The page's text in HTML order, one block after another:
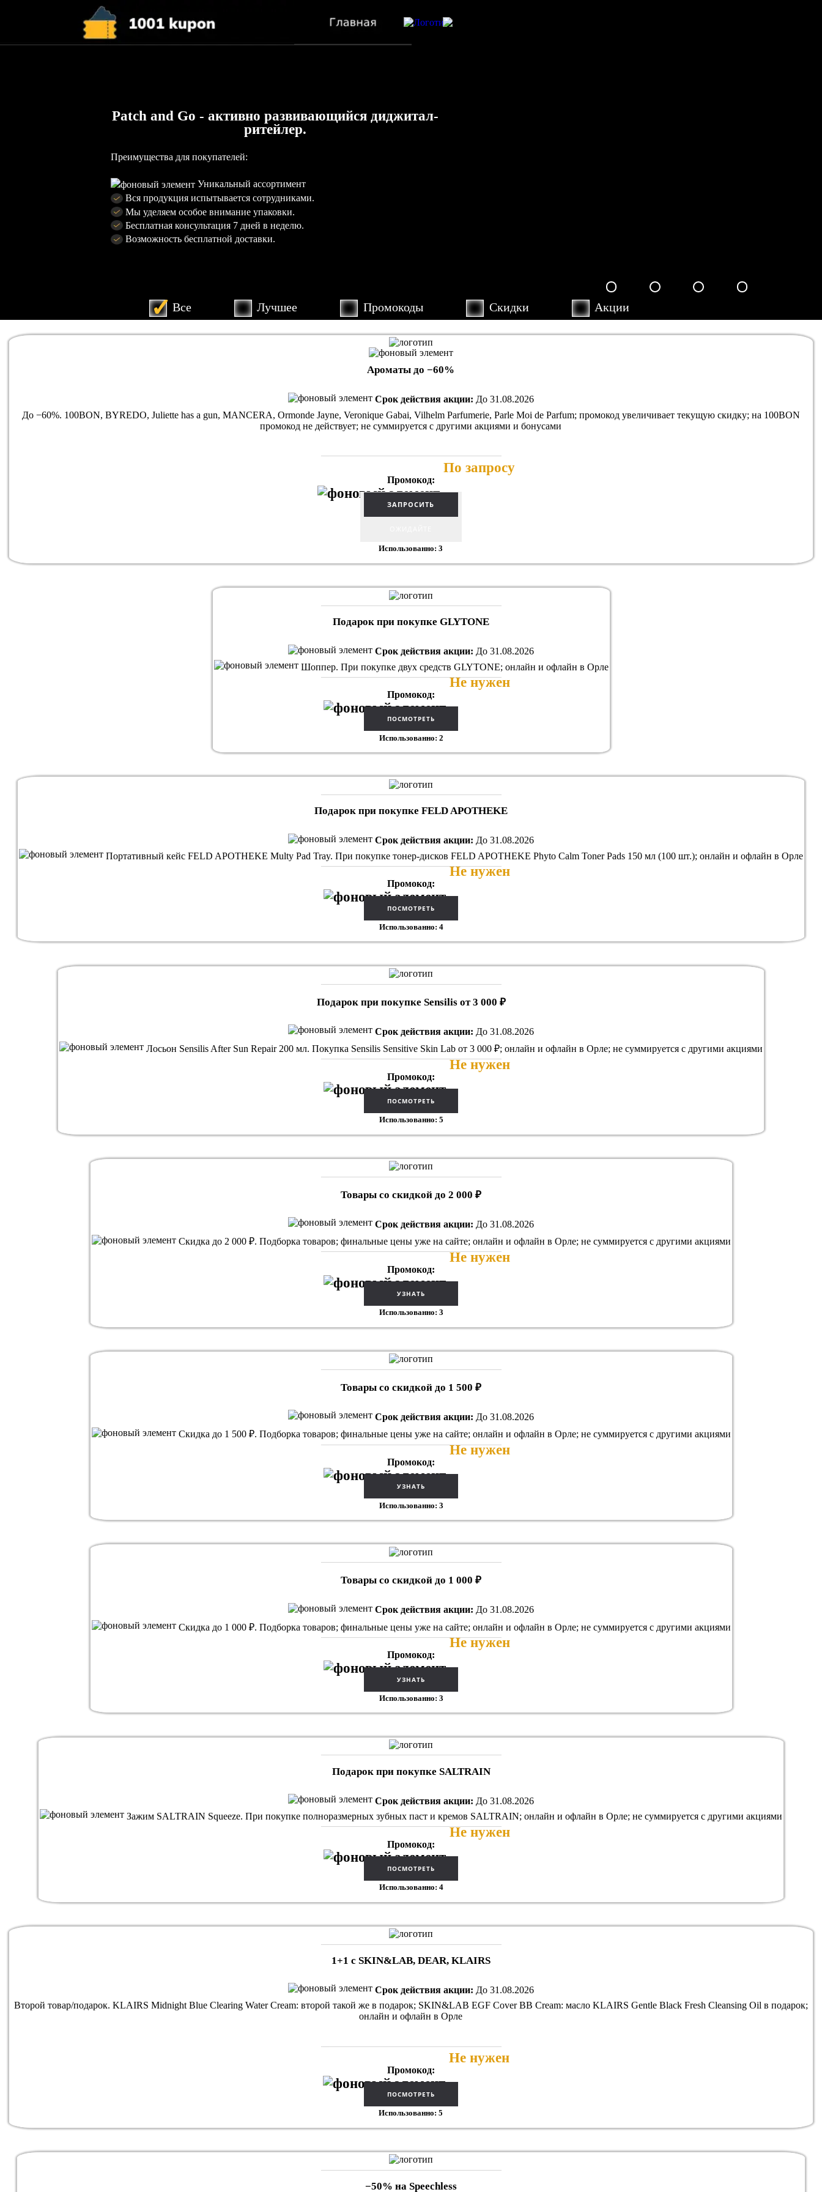
Patch and Go - активно развивающийся диджитал-
ритейлер.
Преимущества для покупателей:
Уникальный ассортимент
Вся продукция испытывается сотрудниками.
Мы уделяем особое внимание упаковки.
Бесплатная консультация 7 дней в неделю.
Возможность бесплатной доставки.
Все Лучшее Промокоды Скидки Акции
Ароматы до −60%
Срок действия акции: До 31.08.2026
До −60%. 100BON, BYREDO, Juliette has a gun, MANCERA, Ormonde Jayne, Veronique Gabai, Vilhelm Parfumerie, Parle Moi de Parfum; промокод увеличивает текущую скидку; на 100BON
промокод не действует; не суммируется с другими акциями и бонусами
Промокод:
По запросу
Использованно: 3
Подарок при покупке GLYTONE
Срок действия акции: До 31.08.2026
Шоппер. При покупке двух средств GLYTONE; онлайн и офлайн в Орле
Промокод:
Не нужен
Использованно: 2
Подарок при покупке FELD APOTHEKE
Срок действия акции: До 31.08.2026
Портативный кейс FELD APOTHEKE Multy Pad Tray. При покупке тонер-дисков FELD APOTHEKE Phyto Calm Toner Pads 150 мл (100 шт.); онлайн и офлайн в Орле
Промокод:
Не нужен
Использованно: 4
Подарок при покупке Sensilis от 3 000 ₽
Срок действия акции: До 31.08.2026
Лосьон Sensilis After Sun Repair 200 мл. Покупка Sensilis Sensitive Skin Lab от 3 000 ₽; онлайн и офлайн в Орле; не суммируется с другими акциями
Промокод:
Не нужен
Использованно: 5
Товары со скидкой до 2 000 ₽
Срок действия акции: До 31.08.2026
Скидка до 2 000 ₽. Подборка товаров; финальные цены уже на сайте; онлайн и офлайн в Орле; не суммируется с другими акциями
Промокод:
Не нужен
Использованно: 3
Товары со скидкой до 1 500 ₽
Срок действия акции: До 31.08.2026
Скидка до 1 500 ₽. Подборка товаров; финальные цены уже на сайте; онлайн и офлайн в Орле; не суммируется с другими акциями
Промокод:
Не нужен
Использованно: 3
Товары со скидкой до 1 000 ₽
Срок действия акции: До 31.08.2026
Скидка до 1 000 ₽. Подборка товаров; финальные цены уже на сайте; онлайн и офлайн в Орле; не суммируется с другими акциями
Промокод:
Не нужен
Использованно: 3
Подарок при покупке SALTRAIN
Срок действия акции: До 31.08.2026
Зажим SALTRAIN Squeeze. При покупке полноразмерных зубных паст и кремов SALTRAIN; онлайн и офлайн в Орле; не суммируется с другими акциями
Промокод:
Не нужен
Использованно: 4
1+1 с SKIN&LAB, DEAR, KLAIRS
Срок действия акции: До 31.08.2026
Второй товар/подарок. KLAIRS Midnight Blue Clearing Water Cream: второй такой же в подарок; SKIN&LAB EGF Cover BB Cream: масло KLAIRS Gentle Black Fresh Cleansing Oil в подарок;
онлайн и офлайн в Орле
Промокод:
Не нужен
Использованно: 5
−50% на Speechless